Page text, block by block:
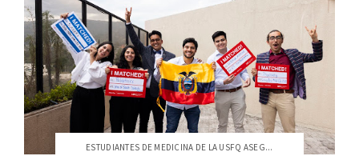
ESTUDIANTES DE MEDICINA DE LA USFQ ASEG...